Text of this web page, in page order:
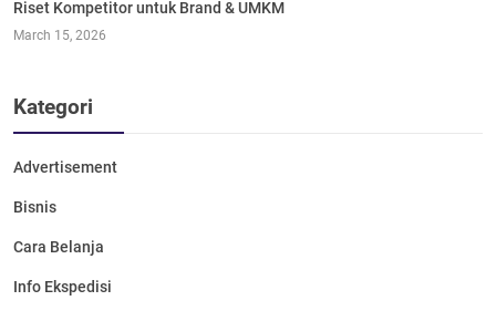
Riset Kompetitor untuk Brand & UMKM
March 15, 2026
Kategori
Advertisement
Bisnis
Cara Belanja
Info Ekspedisi